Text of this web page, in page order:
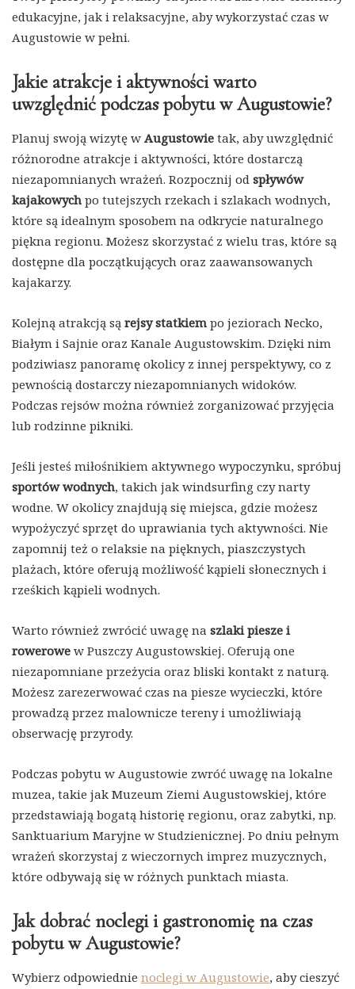
edukacyjne, jak i relaksacyjne, aby wykorzystać czas w
Augustowie w pełni.
Jakie atrakcje i aktywności warto
uwzględnić podczas pobytu w Augustowie?
Planuj swoją wizytę w Augustowie tak, aby uwzględnić
różnorodne atrakcje i aktywności, które dostarczą
niezapomnianych wrażeń. Rozpocznij od spływów
kajakowych po tutejszych rzekach i szlakach wodnych,
które są idealnym sposobem na odkrycie naturalnego
piękna regionu. Możesz skorzystać z wielu tras, które są
dostępne dla początkujących oraz zaawansowanych
kajakarzy.
Kolejną atrakcją są rejsy statkiem po jeziorach Necko,
Białym i Sajnie oraz Kanale Augustowskim. Dzięki nim
podziwiasz panoramę okolicy z innej perspektywy, co z
pewnością dostarczy niezapomnianych widoków.
Podczas rejsów można również zorganizować przyjęcia
lub rodzinne pikniki.
Jeśli jesteś miłośnikiem aktywnego wypoczynku, spróbuj
sportów wodnych, takich jak windsurfing czy narty
wodne. W okolicy znajdują się miejsca, gdzie możesz
wypożyczyć sprzęt do uprawiania tych aktywności. Nie
zapomnij też o relaksie na pięknych, piaszczystych
plażach, które oferują możliwość kąpieli słonecznych i
rześkich kąpieli wodnych.
Warto również zwrócić uwagę na szlaki piesze i
rowerowe w Puszczy Augustowskiej. Oferują one
niezapomniane przeżycia oraz bliski kontakt z naturą.
Możesz zarezerwować czas na piesze wycieczki, które
prowadzą przez malownicze tereny i umożliwiają
obserwację przyrody.
Podczas pobytu w Augustowie zwróć uwagę na lokalne
muzea, takie jak Muzeum Ziemi Augustowskiej, które
przedstawiają bogatą historię regionu, oraz zabytki, np.
Sanktuarium Maryjne w Studzienicznej. Po dniu pełnym
wrażeń skorzystaj z wieczornych imprez muzycznych,
które odbywają się w różnych punktach miasta.
Jak dobrać noclegi i gastronomię na czas
pobytu w Augustowie?
Wybierz odpowiednie noclegi w Augustowie, aby cieszyć